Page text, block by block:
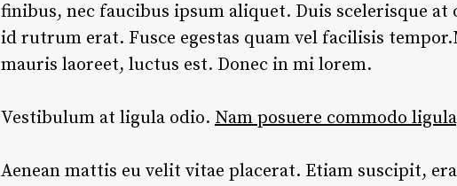
finibus, nec faucibus ipsum aliquet. Duis scelerisque
id rutrum erat. Fusce egestas quam vel facilisis
mauris laoreet, luctus est. Donec in mi lorem.
Vestibulum at ligula odio. Nam posuere commodo
Aenean mattis eu velit vitae placerat. Etiam suscipit,